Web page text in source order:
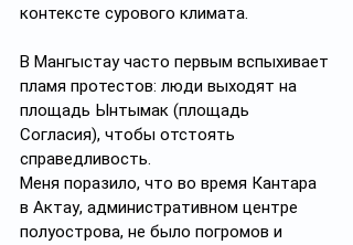
контексте сурового климата.
В Мангыстау часто первым вспыхивает
пламя протестов: люди выходят на
площадь Ынтымак (площадь
Согласия), чтобы отстоять
справедливость.
Меня поразило, что во время Кантара
в Актау, административном центре
полуострова, не было погромов и